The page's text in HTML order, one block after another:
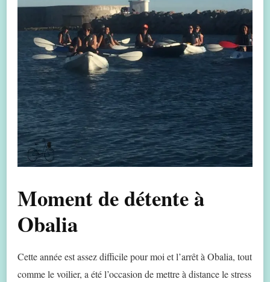
Moment de détente à
Obalia
Cette année est assez difficile pour moi et l’arrêt à Obalia, tout
comme le voilier, a été l’occasion de mettre à distance le stress